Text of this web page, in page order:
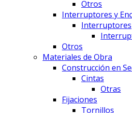
Otros
Interruptores y
Interruptores
Otros
Materiales de Obra
Construcción en
Cintas
Otras
Fijaciones
Tornillos